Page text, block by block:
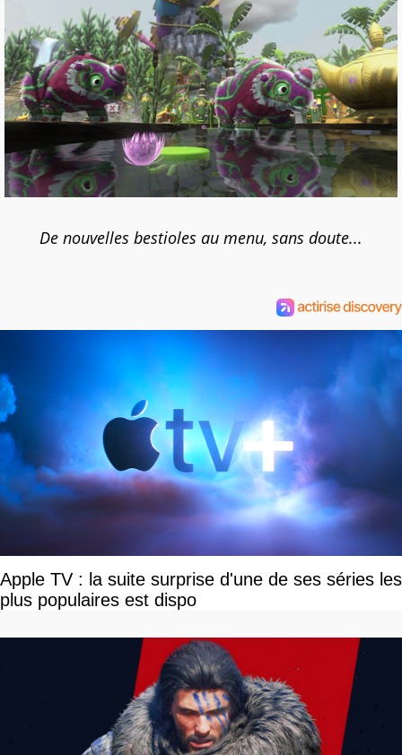
De nouvelles bestioles au menu, sans doute...
Apple TV : la suite surprise d'une de ses séries les
plus populaires est dispo